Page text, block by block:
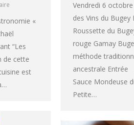
«
“Les
de cette
est
Vendredi 6
des Vins du
Roussette du
rouge Gamay
méthode
ancestrale Entrée
Sauce Mondeuse
Petite…